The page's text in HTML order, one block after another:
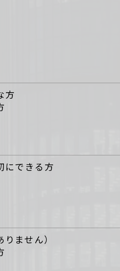
方
にできる方
ません）